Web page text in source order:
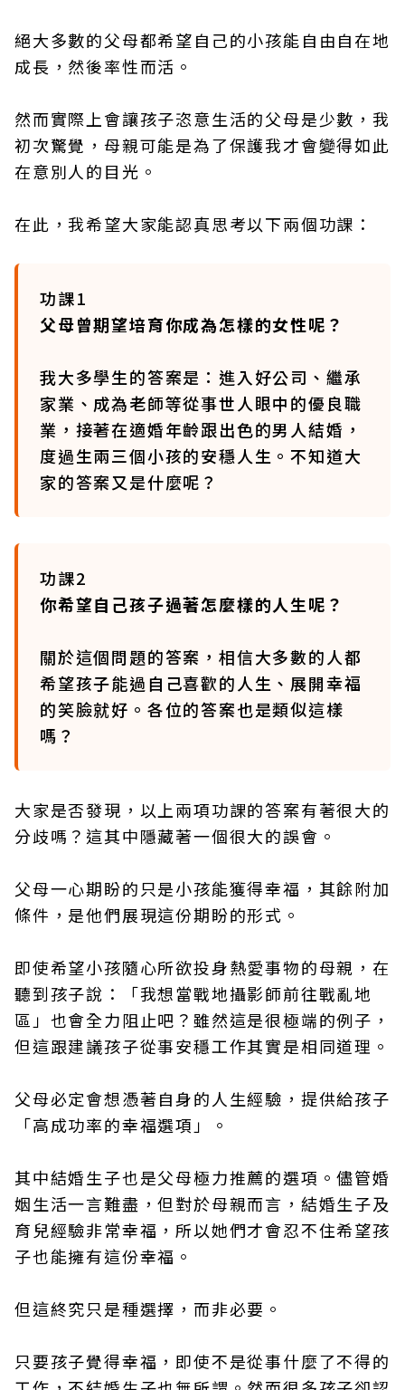
絕大多數的父母都希望自己的小孩能自由自在地
成長，然後率性而活。
然而實際上會讓孩子恣意生活的父母是少數，我
初次驚覺，母親可能是為了保護我才會變得如此
在意別人的目光。
在此，我希望大家能認真思考以下兩個功課：
功課1
父母曾期望培育你成為怎樣的女性呢？
我大多學生的答案是：進入好公司、繼承
家業、成為老師等從事世人眼中的優良職
業，接著在適婚年齡跟出色的男人結婚，
度過生兩三個小孩的安穩人生。不知道大
家的答案又是什麼呢？
功課2
你希望自己孩子過著怎麼樣的人生呢？
關於這個問題的答案，相信大多數的人都
希望孩子能過自己喜歡的人生、展開幸福
的笑臉就好。各位的答案也是類似這樣
嗎？
大家是否發現，以上兩項功課的答案有著很大的
分歧嗎？這其中隱藏著一個很大的誤會。
父母一心期盼的只是小孩能獲得幸福，其餘附加
條件，是他們展現這份期盼的形式。
即使希望小孩隨心所欲投身熱愛事物的母親，在
聽到孩子說：「我想當戰地攝影師前往戰亂地
區」也會全力阻止吧？雖然這是很極端的例子，
但這跟建議孩子從事安穩工作其實是相同道理。
父母必定會想憑著自身的人生經驗，提供給孩子
「高成功率的幸福選項」。
其中結婚生子也是父母極力推薦的選項。儘管婚
姻生活一言難盡，但對於母親而言，結婚生子及
育兒經驗非常幸福，所以她們才會忍不住希望孩
子也能擁有這份幸福。
但這終究只是種選擇，而非必要。
只要孩子覺得幸福，即使不是從事什麼了不得的